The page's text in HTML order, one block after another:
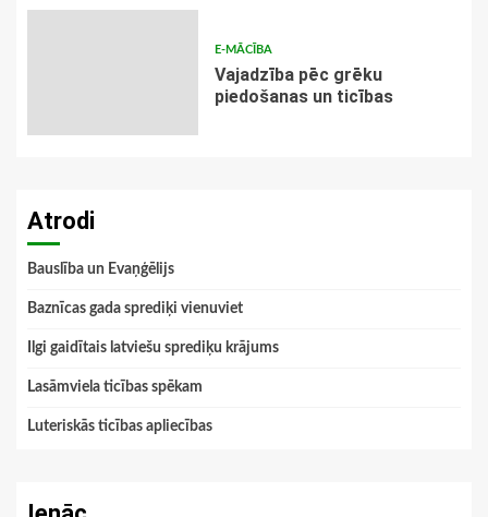
E-MĀCĪBA
Vajadzība pēc grēku
piedošanas un ticības
Atrodi
Bauslība un Evaņģēlijs
Baznīcas gada sprediķi vienuviet
Ilgi gaidītais latviešu sprediķu krājums
Lasāmviela ticības spēkam
Luteriskās ticības apliecības